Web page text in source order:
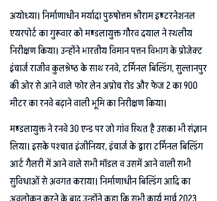
अयोध्या। निर्माणाधीन मर्यादा पुरुषोत्तम श्रीराम इण्टरनेशनल
एयरपोर्ट का गुरूवार को मण्डलायुक्त गौरव दयाल ने स्थलीय
निरीक्षण किया। उन्होंने भारतीय विमान पत्तन विभाग के प्रोजेक्ट
इंचार्ज राजीव कुलश्रेष्ठ के साथ रनवे, टर्मिनल बिल्डिंग, सुल्तानपुर
की ओर से आने वाले फोर लेन अप्रोच रोड और फेज 2 का 900
मीटर का रनवे बढ़ाने वाली भूमि का निरीक्षण किया।
मण्डलायुक्त ने रनवे 30 एन्ड पर जो गांव स्थित है उसका भी संज्ञान
लिया। इसके पश्चात इंजीनियर, इंचार्ज के द्वारा टर्मिनल बिल्डिंग
आर्ट गैलरी में आने वाले सभी मॉडल व उसमें आने वाली सभी
सुविधाओं से अवगत कराया। निर्माणाधीन बिल्डिंग आदि का